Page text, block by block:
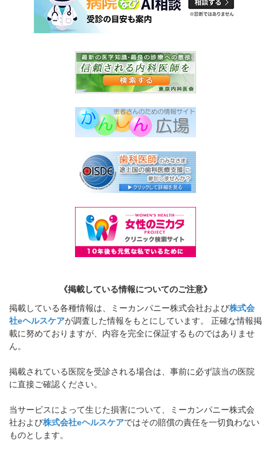
《掲載している情報についてのご注意》
掲載している各種情報は、ミーカンパニー株式会社および株式会
社eヘルスケアが調査した情報をもとにしています。 正確な情報掲
載に努めておりますが、内容を完全に保証するものではありませ
ん。
掲載されている医院を受診される場合は、事前に必ず該当の医院
に直接ご確認ください。
当サービスによって生じた損害について、ミーカンパニー株式会
社および株式会社eヘルスケアではその賠償の責任を一切負わない
ものとします。